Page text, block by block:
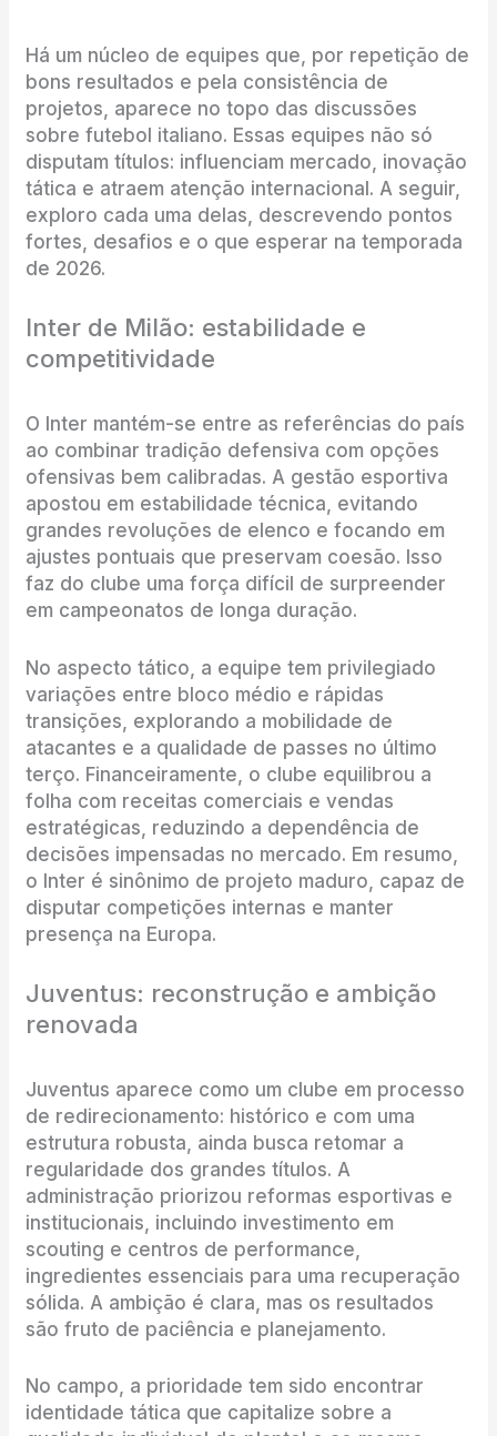
Há um núcleo de equipes que, por repetição de
bons resultados e pela consistência de
projetos, aparece no topo das discussões
sobre futebol italiano. Essas equipes não só
disputam títulos: influenciam mercado, inovação
tática e atraem atenção internacional. A seguir,
exploro cada uma delas, descrevendo pontos
fortes, desafios e o que esperar na temporada
de 2026.
Inter de Milão: estabilidade e
competitividade
O Inter mantém-se entre as referências do país
ao combinar tradição defensiva com opções
ofensivas bem calibradas. A gestão esportiva
apostou em estabilidade técnica, evitando
grandes revoluções de elenco e focando em
ajustes pontuais que preservam coesão. Isso
faz do clube uma força difícil de surpreender
em campeonatos de longa duração.
No aspecto tático, a equipe tem privilegiado
variações entre bloco médio e rápidas
transições, explorando a mobilidade de
atacantes e a qualidade de passes no último
terço. Financeiramente, o clube equilibrou a
folha com receitas comerciais e vendas
estratégicas, reduzindo a dependência de
decisões impensadas no mercado. Em resumo,
o Inter é sinônimo de projeto maduro, capaz de
disputar competições internas e manter
presença na Europa.
Juventus: reconstrução e ambição
renovada
Juventus aparece como um clube em processo
de redirecionamento: histórico e com uma
estrutura robusta, ainda busca retomar a
regularidade dos grandes títulos. A
administração priorizou reformas esportivas e
institucionais, incluindo investimento em
scouting e centros de performance,
ingredientes essenciais para uma recuperação
sólida. A ambição é clara, mas os resultados
são fruto de paciência e planejamento.
No campo, a prioridade tem sido encontrar
identidade tática que capitalize sobre a